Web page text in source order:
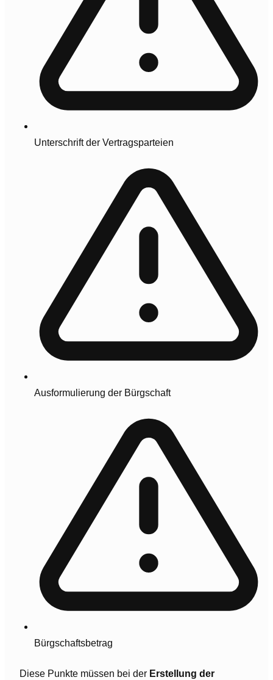
Unterschrift der Vertragsparteien
Ausformulierung der Bürgschaft
Bürgschaftsbetrag
Diese Punkte müssen bei der Erstellung der